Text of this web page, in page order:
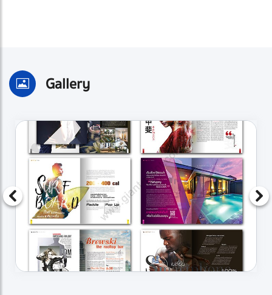
Gallery